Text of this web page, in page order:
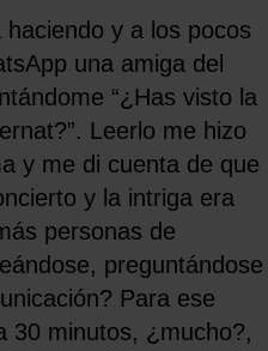
y a los pocos
una amiga del
“¿Has visto la
Leerlo me hizo
y me di cuenta de que
y la intriga era
personas de
preguntándose
Para ese
30 minutos, ¿mucho?,